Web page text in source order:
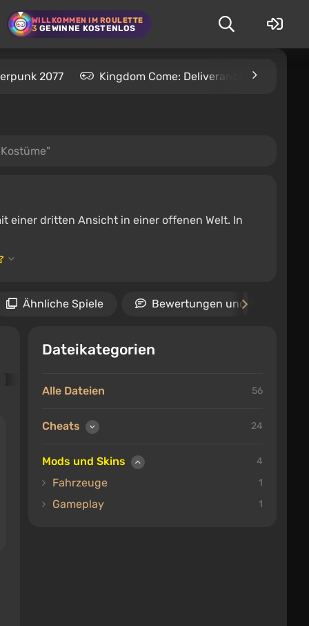
WILLKOMMEN IM ROULETTE
3 GEWINNE KOSTENLOS
2077 Kingdom Come: Deliverance 2
einer dritten Ansicht in einer offenen Welt. In
Ähnliche Spiele Bewertungen und
Dateikategorien
Alle Dateien 56
Cheats 24
Mods und Skins 4
Fahrzeuge 1
Gameplay 1